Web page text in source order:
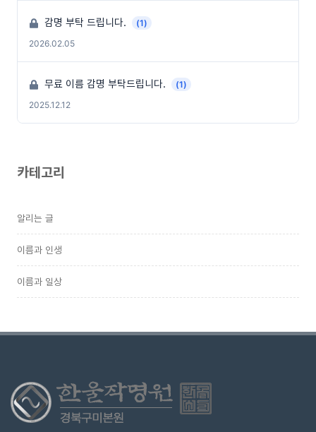
감명 부탁 드립니다.
(1)
2026.02.05
무료 이름 감명 부탁드립니다.
(1)
2025.12.12
카테고리
알리는 글
이름과 인생
이름과 일상